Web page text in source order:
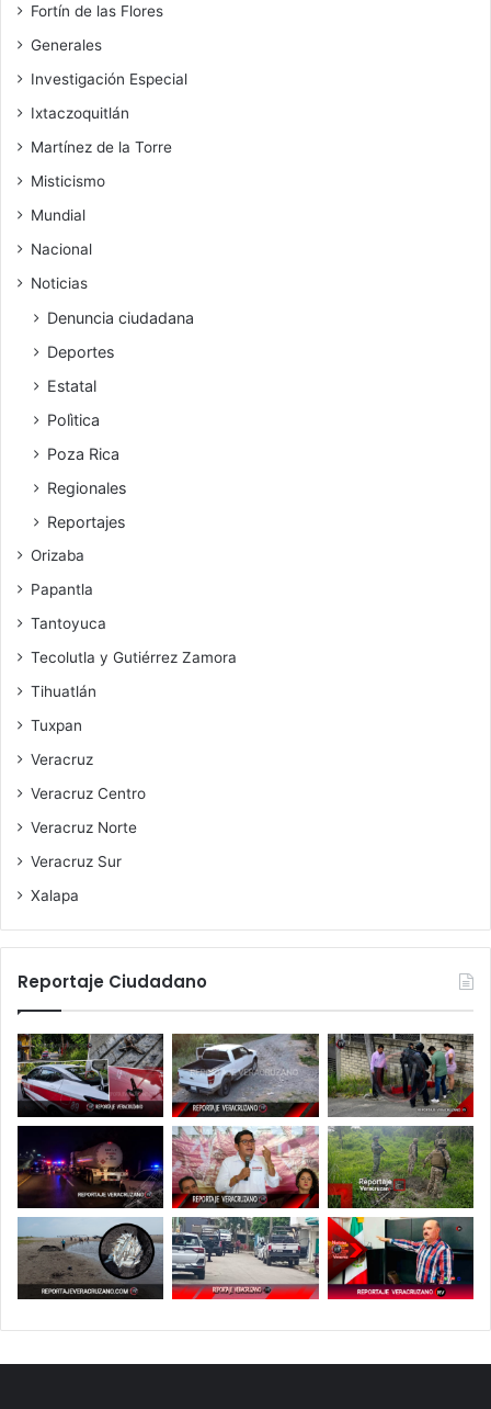
Fortín de las Flores
Generales
Investigación Especial
Ixtaczoquitlán
Martínez de la Torre
Misticismo
Mundial
Nacional
Noticias
Denuncia ciudadana
Deportes
Estatal
Polìtica
Poza Rica
Regionales
Reportajes
Orizaba
Papantla
Tantoyuca
Tecolutla y Gutiérrez Zamora
Tihuatlán
Tuxpan
Veracruz
Veracruz Centro
Veracruz Norte
Veracruz Sur
Xalapa
Reportaje Ciudadano